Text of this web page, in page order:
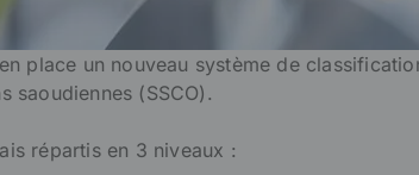
en place un nouveau système de
saoudiennes (SSCO).
répartis en 3 niveaux :